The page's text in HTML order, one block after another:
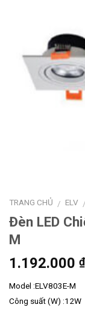
TRANG CHỦ / ELV /
Đèn LED
M
1.192.000 ₫
Model :ELV803E-M
Công suất (W) :12W